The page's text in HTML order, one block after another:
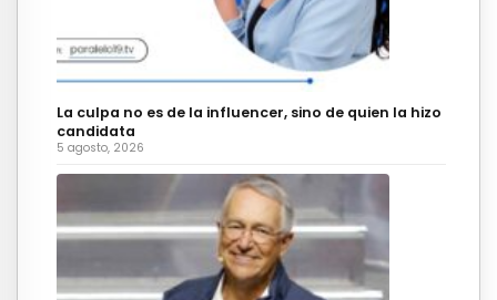
La culpa no es de la influencer, sino de quien la hizo
candidata
5 agosto, 2026